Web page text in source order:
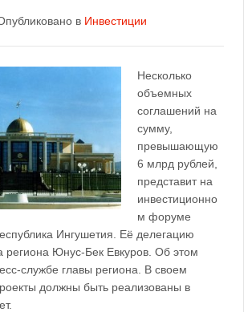
в Инвестиции
Несколько
объемных
соглашений на
сумму,
превышающую
6 млрд рублей,
представит на
инвестиционно
м форуме
Ингушетия. Её делегацию
региона Юнус-Бек Евкуров. Об этом
службе главы региона. В своем
должны быть реализованы в